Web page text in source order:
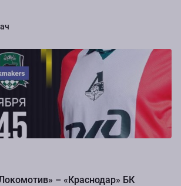
– «Краснодар» БК